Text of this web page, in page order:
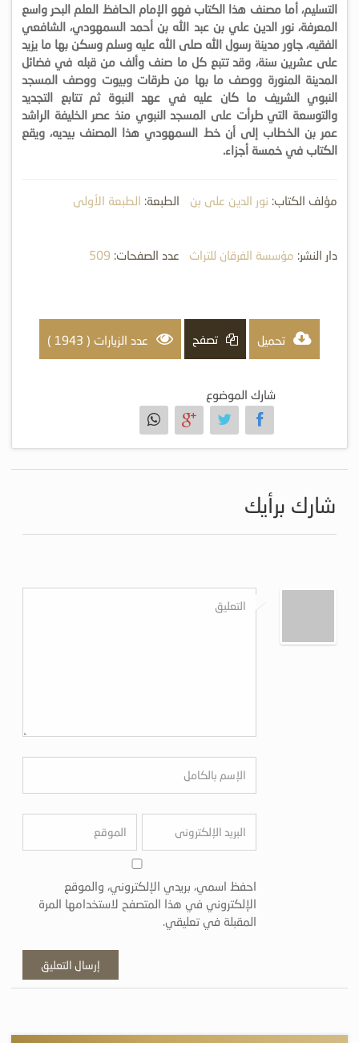
التسليم، أما مصنف هذا الكتاب فهو الإمام الحافظ العلم البحر واسع
المعرفة، نور الدين علي بن عبد الله بن أحمد السمهودي، الشافعي
الفقيه، جاور مدينة رسول الله صلى الله عليه وسلم وسكن بها ما يزيد
على عشرين سنة، وقد تتبع كل ما صنف وألف من قبله في فضائل
المدينة المنورة ووصف ما بها من طرقات وبيوت ووصف المسجد
النبوي الشريف ما كان عليه في عهد النبوة ثم تتابع التجديد
والتوسعة التي طرأت على المسجد النبوي منذ عصر الخليفة الراشد
عمر بن الخطاب إلى أن خط السمهودي هذا المصنف بيديه، ويقع
الكتاب في خمسة أجزاء.
مؤلف الكتاب: نور الدين علي بن
الطبعة: الطبعة الأولى
دار النشر: مؤسسة الفرقان للتراث
عدد الصفحات: 509
تحميل تصفح عدد الزيارات ( 1943 )
شارك الموضوع
شارك برأيك
احفظ اسمي، بريدي الإلكتروني، والموقع
الإلكتروني في هذا المتصفح لاستخدامها المرة
المقبلة في تعليقي.